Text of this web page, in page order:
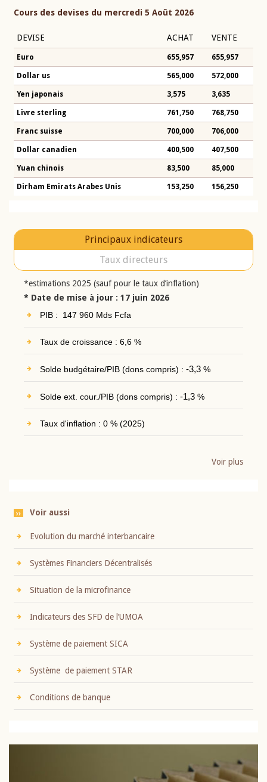
Cours des devises du mercredi 5 Août 2026
DEVISE ACHAT VENTE
Euro 655,957 655,957
Dollar us 565,000 572,000
Yen japonais 3,575 3,635
Livre sterling 761,750 768,750
Franc suisse 700,000 706,000
Dollar canadien 400,500 407,500
Yuan chinois 83,500 85,000
Dirham Emirats Arabes Unis 153,250 156,250
Principaux indicateurs
Taux directeurs
*estimations 2025 (sauf pour le taux d’inflation)
* Date de mise à jour : 17 juin 2026
PIB : 147 960 Mds Fcfa
Taux de croissance : 6,6 %
Solde budgétaire/PIB (dons compris) : -3,3%
Solde ext. cour./PIB (dons compris) : -1,3%
Taux d'inflation : 0 % (2025)
Voir plus
Voir aussi
Evolution du marché interbancaire
Systèmes Financiers Décentralisés
Situation de la microfinance
Indicateurs des SFD de l’UMOA
Système de paiement SICA
Système de paiement STAR
Conditions de banque